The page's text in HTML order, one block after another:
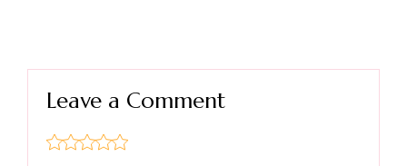
Leave a Comment